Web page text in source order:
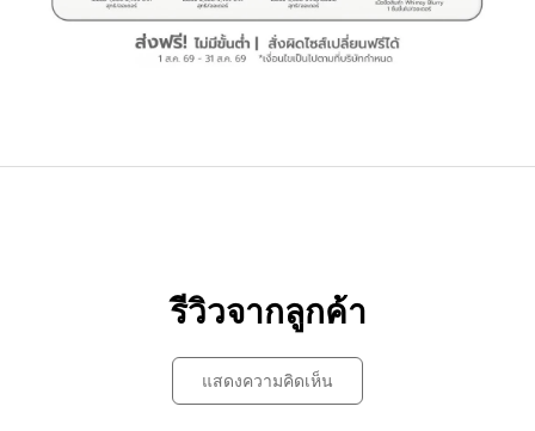
รีวิวจากลูกค้า
แสดงความคิดเห็น